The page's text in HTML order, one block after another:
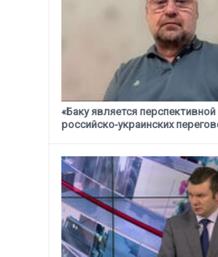
«Баку является
российско-украинских